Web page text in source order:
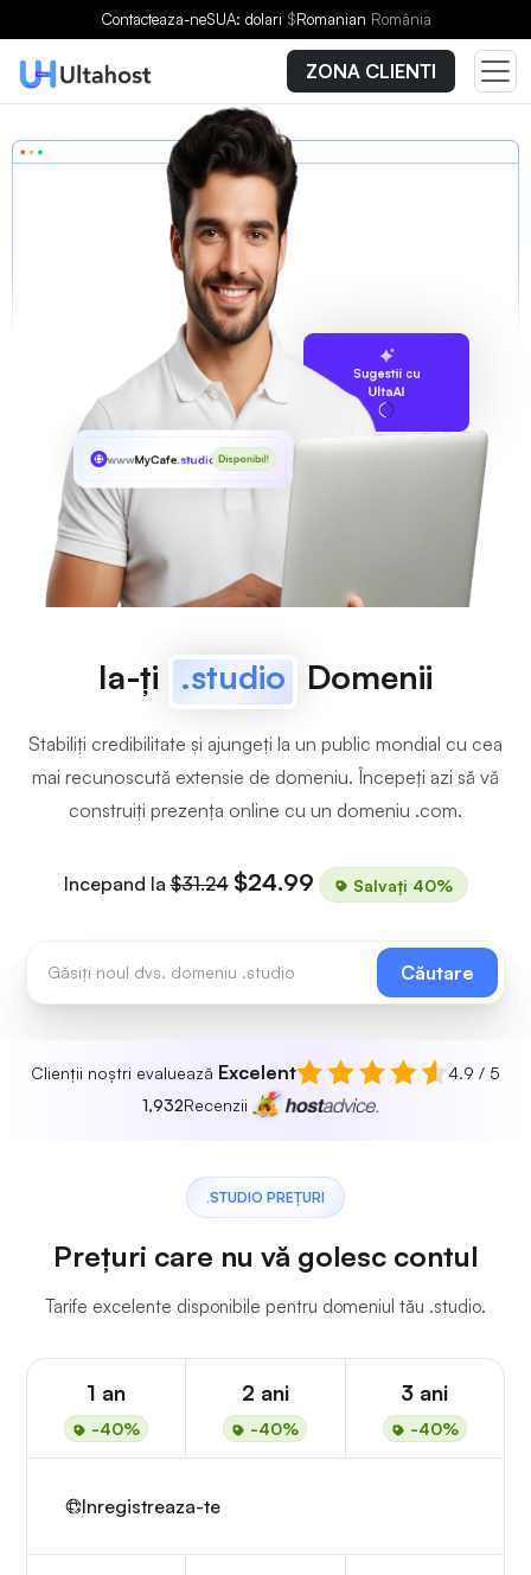
Contacteaza-neSUA: dolari $Romanian România
ZONA CLIENTI
Sugestii cu
UltaAI
wwwMyCafe.studio Disponibil!
Ia-ți .studio Domenii
Stabiliți credibilitate și ajungeți la un public mondial cu cea
mai recunoscută extensie de domeniu. Începeți azi să vă
construiți prezența online cu un domeniu .com.
Incepand la$31.24 $24.99 Salvați 40%
Căutare
Clienții noștri evaluează Excelent
4.9 / 5
1,932Recenzii
.STUDIO PREȚURI
Prețuri care nu vă golesc contul
Tarife excelente disponibile pentru domeniul tău .studio.
1 an
-40%
2 ani
-40%
3 ani
-40%
Inregistreaza-te